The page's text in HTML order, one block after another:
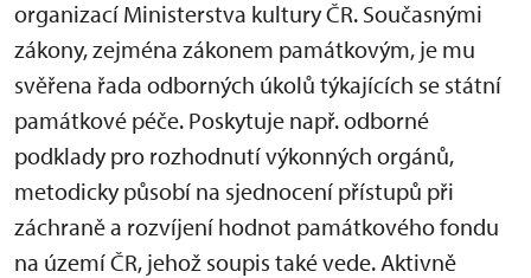
organizací Ministerstva kultury ČR. Současnými
zákony, zejména zákonem památkovým, je mu
svěřena řada odborných úkolů týkajících se státní
památkové péče. Poskytuje např. odborné
podklady pro rozhodnutí výkonných orgánů,
metodicky působí na sjednocení přístupů při
záchraně a rozvíjení hodnot památkového fondu
na území ČR, jehož soupis také vede. Aktivně